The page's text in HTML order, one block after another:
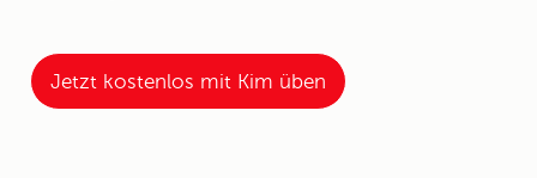
Jetzt kostenlos mit Kim üben